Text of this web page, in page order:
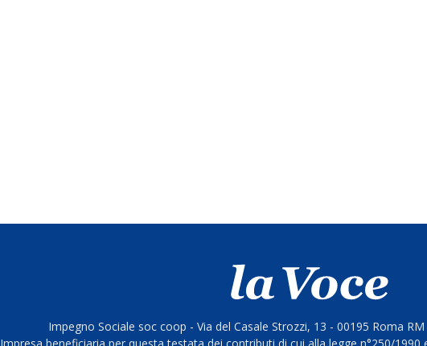
Impegno Sociale soc coop - Via del Casale Strozzi, 13 - 00195 Roma